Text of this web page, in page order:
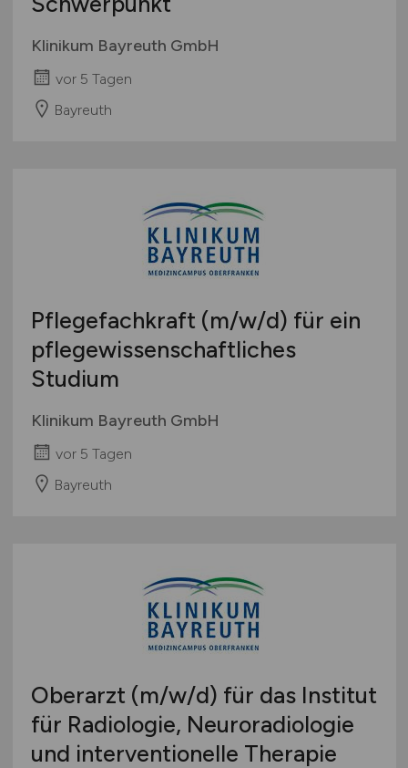
Klinikum Bayreuth GmbH
vor 5 Tagen
Bayreuth
Pflegefachkraft (m/w/d) für ein
pflegewissenschaftliches
Studium
Klinikum Bayreuth GmbH
vor 5 Tagen
Bayreuth
Oberarzt (m/w/d) für das Institut
für Radiologie, Neuroradiologie
und interventionelle Therapie